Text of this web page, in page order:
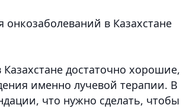
в Казахстане
достаточно
именно лучевой терапии. В
что нужно сделать, чтобы